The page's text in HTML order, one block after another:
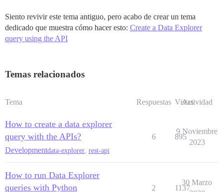
Siento revivir este tema antiguo, pero acabo de crear un tema
dedicado que muestra cómo hacer esto: Create a Data Explorer
query using the API
Temas relacionados
Tema Respuestas Vistas
Actividad
How to create a data explorer
query with the APIs?
Developmentdata-explorer rest-api
6 895
9 Noviembre
2023
How to run Data Explorer
queries with Python
2 1137
30 Marzo